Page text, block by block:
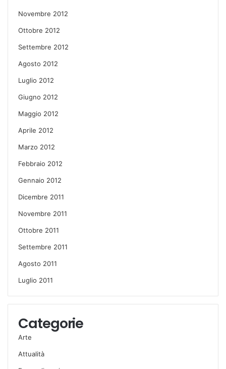
Novembre 2012
Ottobre 2012
Settembre 2012
Agosto 2012
Luglio 2012
Giugno 2012
Maggio 2012
Aprile 2012
Marzo 2012
Febbraio 2012
Gennaio 2012
Dicembre 2011
Novembre 2011
Ottobre 2011
Settembre 2011
Agosto 2011
Luglio 2011
Categorie
Arte
Attualità